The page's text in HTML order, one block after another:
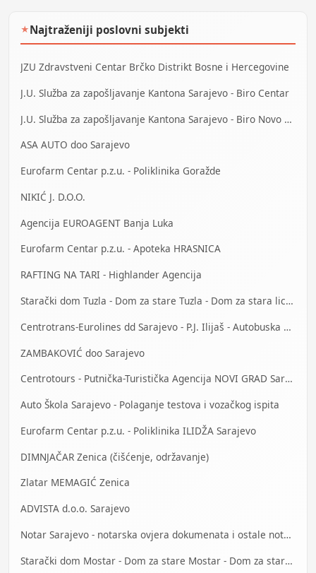
★Najtraženiji poslovni subjekti
JZU Zdravstveni Centar Brčko Distrikt Bosne i Hercegovine
J.U. Služba za zapošljavanje Kantona Sarajevo - Biro Centar
J.U. Služba za zapošljavanje Kantona Sarajevo - Biro Novo Sarajevo
ASA AUTO doo Sarajevo
Eurofarm Centar p.z.u. - Poliklinika Goražde
NIKIĆ J. D.O.O.
Agencija EUROAGENT Banja Luka
Eurofarm Centar p.z.u. - Apoteka HRASNICA
RAFTING NA TARI - Highlander Agencija
Starački dom Tuzla - Dom za stare Tuzla - Dom za stara lica Tuzla
Centrotrans-Eurolines dd Sarajevo - P.J. Ilijaš - Autobuska stanica
ZAMBAKOVIĆ doo Sarajevo
Centrotours - Putnička-Turistička Agencija NOVI GRAD Sarajevo
Auto Škola Sarajevo - Polaganje testova i vozačkog ispita
Eurofarm Centar p.z.u. - Poliklinika ILIDŽA Sarajevo
DIMNJAČAR Zenica (čišćenje, održavanje)
Zlatar MEMAGIĆ Zenica
ADVISTA d.o.o. Sarajevo
Notar Sarajevo - notarska ovjera dokumenata i ostale notarske usluge
Starački dom Mostar - Dom za stare Mostar - Dom za stara lica Mostar